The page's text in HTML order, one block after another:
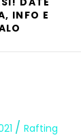
INFO E
Rafting